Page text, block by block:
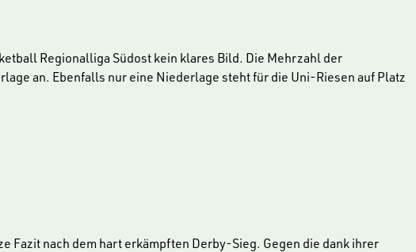
Regionalliga Südost kein klares Bild. Die Mehrzahl der
an. Ebenfalls nur eine Niederlage steht für die Uni-Riesen auf Platz
nach dem hart erkämpften Derby-Sieg. Gegen die dank ihrer